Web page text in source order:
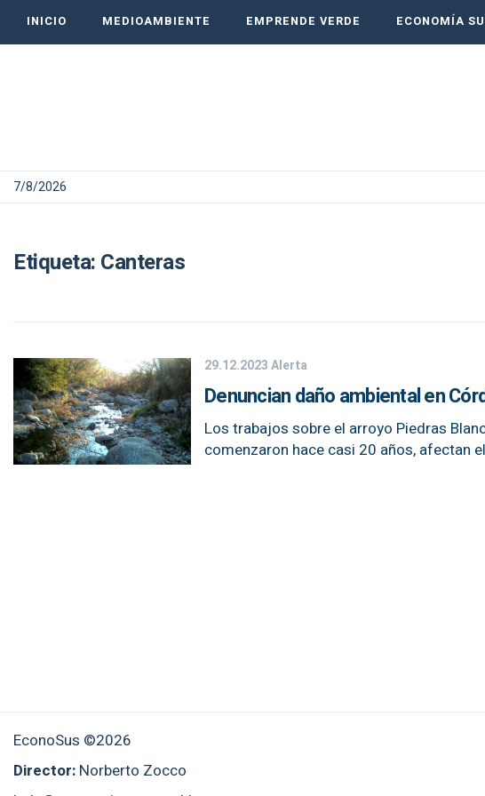
INICIO MEDIOAMBIENTE EMPRENDE VERDE ECONOMÍA
7/8/2026
Etiqueta: Canteras
29.12.2023Alerta
Denuncian daño ambiental en
Los trabajos sobre el arroyo Piedras
comenzaron hace casi 20 años, afectan
EconoSus ©2026
Director: Norberto Zocco